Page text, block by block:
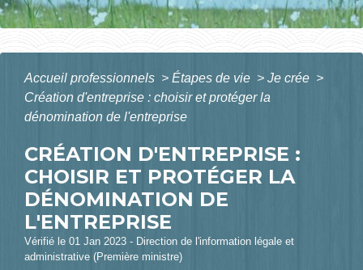
Accueil professionnels > Étapes de vie > Je crée >
Création d'entreprise : choisir et protéger la
dénomination de l'entreprise
CRÉATION D'ENTREPRISE :
CHOISIR ET PROTÉGER LA
DÉNOMINATION DE
L'ENTREPRISE
Vérifié le 01 Jan 2023 - Direction de l'information légale et
administrative (Première ministre)